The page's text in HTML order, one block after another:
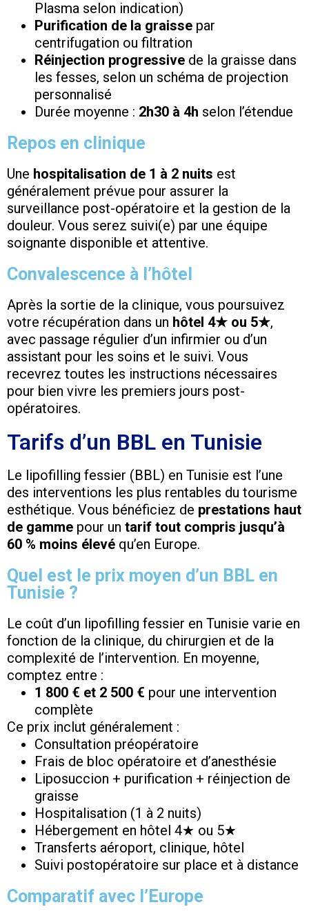
Plasma selon indication)
Purification de la graisse par
centrifugation ou filtration
Réinjection progressive de la graisse dans
les fesses, selon un schéma de projection
personnalisé
Durée moyenne : 2h30 à 4h selon l’étendue
Repos en clinique
Une hospitalisation de 1 à 2 nuits est
généralement prévue pour assurer la
surveillance post-opératoire et la gestion de la
douleur. Vous serez suivi(e) par une équipe
soignante disponible et attentive.
Convalescence à l’hôtel
Après la sortie de la clinique, vous poursuivez
votre récupération dans un hôtel 4★ ou 5★,
avec passage régulier d’un infirmier ou d’un
assistant pour les soins et le suivi. Vous
recevrez toutes les instructions nécessaires
pour bien vivre les premiers jours post-
opératoires.
Tarifs d’un BBL en Tunisie
Le lipofilling fessier (BBL) en Tunisie est l’une
des interventions les plus rentables du tourisme
esthétique. Vous bénéficiez de prestations haut
de gamme pour un tarif tout compris jusqu’à
60 % moins élevé qu’en Europe.
Quel est le prix moyen d’un BBL en
Tunisie ?
Le coût d’un lipofilling fessier en Tunisie varie en
fonction de la clinique, du chirurgien et de la
complexité de l’intervention. En moyenne,
comptez entre :
1 800 € et 2 500 € pour une intervention
complète
Ce prix inclut généralement :
Consultation préopératoire
Frais de bloc opératoire et d’anesthésie
Liposuccion + purification + réinjection de
graisse
Hospitalisation (1 à 2 nuits)
Hébergement en hôtel 4★ ou 5★
Transferts aéroport, clinique, hôtel
Suivi postopératoire sur place et à distance
Comparatif avec l’Europe